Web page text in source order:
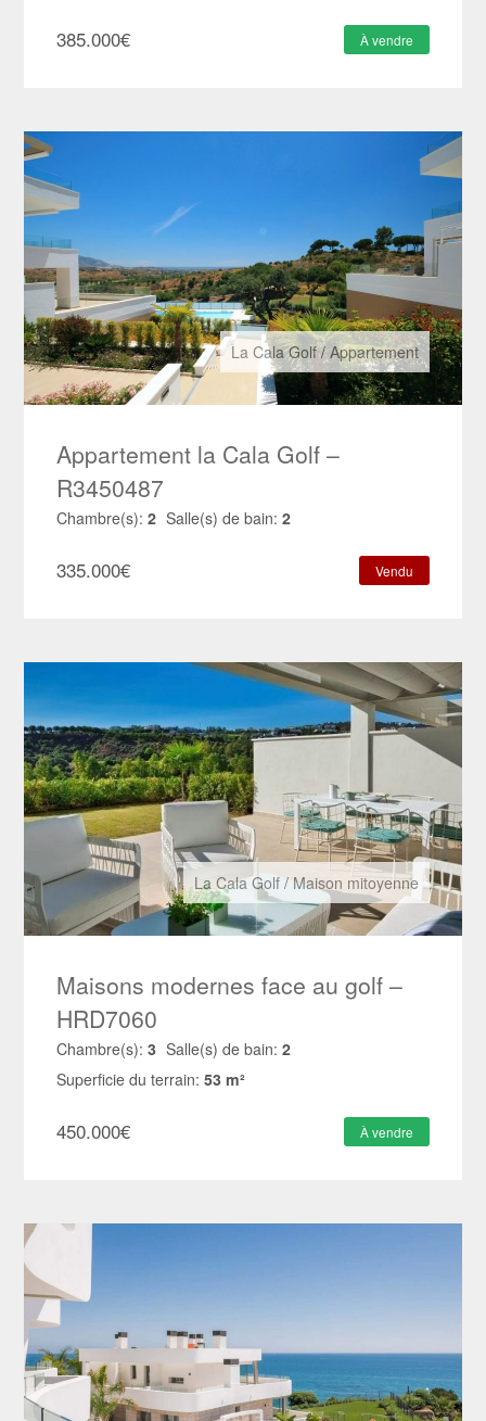
385.000€ À vendre
La Cala Golf/ Appartement
Appartement la Cala Golf –
R3450487
Chambre(s): 2 Salle(s) de bain: 2
335.000€ Vendu
La Cala Golf/ Maison mitoyenne
Maisons modernes face au golf –
HRD7060
Chambre(s): 3 Salle(s) de bain: 2
Superficie du terrain: 53 m²
450.000€ À vendre